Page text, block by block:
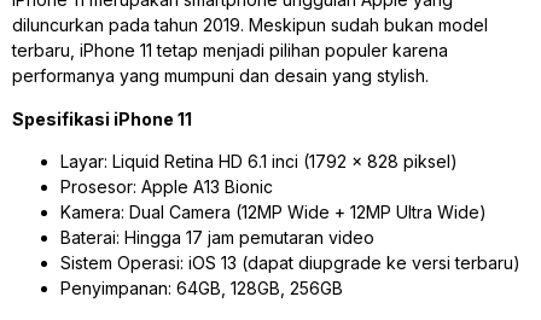
diluncurkan pada tahun 2019. Meskipun sudah bukan model
terbaru, iPhone 11 tetap menjadi pilihan populer karena
performanya yang mumpuni dan desain yang stylish.
Spesifikasi iPhone 11
Layar: Liquid Retina HD 6.1 inci (1792 x 828 piksel)
Prosesor: Apple A13 Bionic
Kamera: Dual Camera (12MP Wide + 12MP Ultra Wide)
Baterai: Hingga 17 jam pemutaran video
Sistem Operasi: iOS 13 (dapat diupgrade ke versi terbaru)
Penyimpanan: 64GB, 128GB, 256GB